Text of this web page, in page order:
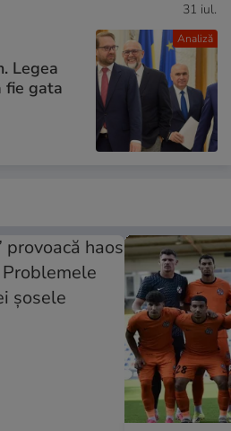
Analiză
31 iul.
Legea
fie gata